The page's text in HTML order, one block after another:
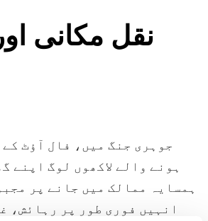
نقل مکانی
جوہری جنگ میں، فال آؤٹ
ہونے والے لاکھوں لوگ اپنے
ہمسایہ ممالک میں جانے پر
انہیں فوری طور پر رہائش،